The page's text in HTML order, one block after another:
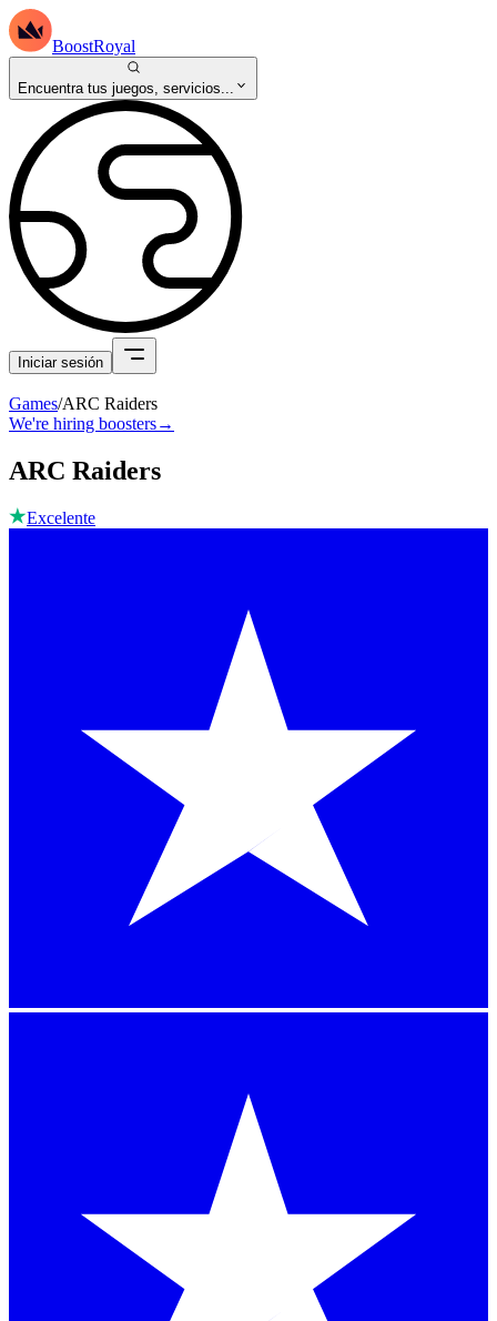
BoostRoyal
Encuentra tus juegos, servicios...
Iniciar sesión
Games/ARC Raiders
We're hiring boosters→
ARC Raiders
Excelente